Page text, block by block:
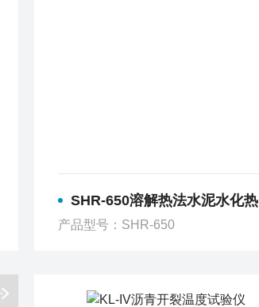
SHR-650溶解热法水泥水化热测定仪
产品型号：SHR-650